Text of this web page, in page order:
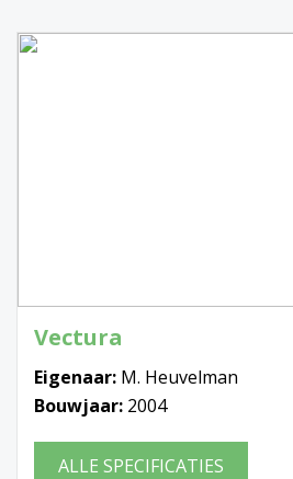
Vectura
Eigenaar: M. Heuvelman
Bouwjaar: 2004
ALLE SPECIFICATIES